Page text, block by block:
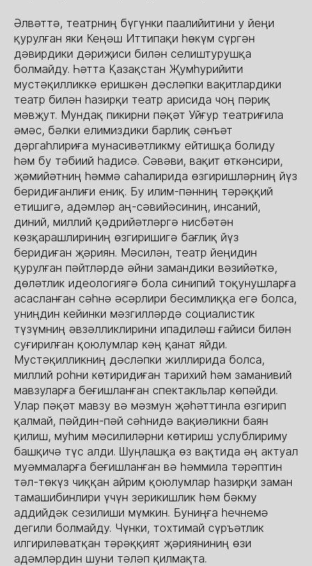
Әлвәттә, театрниң бүгүнки паалийитини у йеңи
қурулған яки Кеңәш Иттипақи һөкүм сүргән
дәвирдики дәриҗиси билән селиштурушқа
болмайду. Һәтта Қазақстан Җумһурийити
мустәқилликкә еришкән дәсләпки вақитлардики
театр билән һазирқи театр арисида чоң пәриқ
мәвҗут. Мундақ пикирни пәқәт Уйғур театриғила
әмәс, бәлки елимиздики барлиқ сәнъәт
дәргаһлириға мунасивәтликму ейтишқа болиду
һәм бу тәбиий һадисә. Сәвәви, вақит өткәнсири,
җәмийәтниң һәммә саһалирида өзгиришләрниң йүз
беридиғанлиғи ениқ. Бу илим-пәнниң тәрәққий
етишигә, адәмләр аң-сәвийәсиниң, инсаний,
диний, миллий қәдрийәтләргә нисбәтән
көзқарашлириниң өзгиришигә бағлиқ йүз
беридиған җәриян. Мәсилән, театр йеңидин
қурулған пәйтләрдә әйни замандики вәзийәткә,
дөләтлик идеологиягә бола синипий тоқунушларға
асасланған сәһнә әсәрлири бесимлиққа егә болса,
униңдин кейинки мәзгилләрдә социалистик
түзүмниң әвзәлликлирини ипадиләш ғайиси билән
суғирилған қоюлумлар кәң қанат яйди.
Мустәқилликниң дәсләпки жиллирида болса,
миллий роһни көтиридиған тарихий һәм заманивий
мавзуларға беғишланған спектакльлар көпәйди.
Улар пәқәт мавзу вә мәзмун җәһәттинла өзгирип
қалмай, пәйдин-пәй сәһнидә вақиәликни баян
қилиш, муһим мәсилиләрни көтириш услублириму
башқичә түс алди. Шуңлашқа өз вақтида әң актуал
муәммаларға беғишланған вә һәммила тәрәптин
тәл-төкүз чиққан айрим қоюлумлар һазирқи заман
тамашибинлири үчүн зерикишлик һәм бәкму
аддийдәк сезилиши мүмкин. Буниңға һечнемә
дегили болмайду. Чүнки, тохтимай сүръәтлик
илгириләватқан тәрәққият җәрияниниң өзи
адәмләрдин шуни тәләп қилмақта.